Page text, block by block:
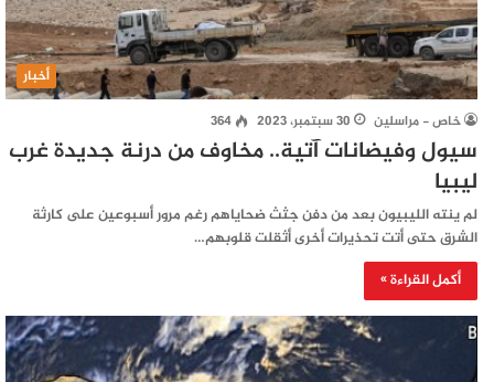
أخبار
خاص - مراسلين 30 سبتمبر، 2023 364
سيول وفيضانات آتية.. مخاوف من درنة جديدة غرب
ليبيا
لم ينته الليبيون بعد من دفن جثث ضحاياهم رغم مرور أسبوعين على كارثة
الشرق حتى أتت تحذيرات أخرى أثقلت قلوبهم…
أكمل القراءة »